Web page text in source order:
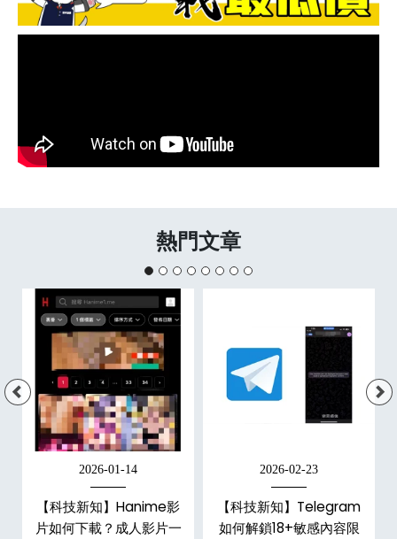
熱門文章
2026-01-14
【科技新知】Hanime影
片如何下載？成人影片一
2026-02-23
【科技新知】Telegram
如何解鎖18+敏感內容限